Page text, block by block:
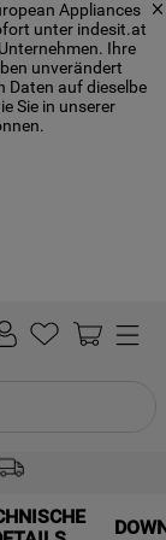
Appliances
unter indesit.at
Ihre
unverändert
Daten auf dieselbe
Sie in unserer